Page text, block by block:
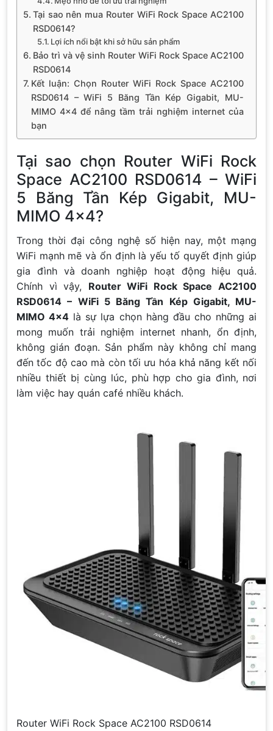
Tại sao nên mua Router WiFi Rock Space AC2100
RSD0614?
Lợi ích nổi bật khi sở hữu sản phẩm
Bảo trì và vệ sinh Router WiFi Rock Space AC2100
RSD0614
Kết luận: Chọn Router WiFi Rock Space AC2100
RSD0614 – WiFi 5 Băng Tần Kép Gigabit, MU-
MIMO 4×4 để nâng tầm trải nghiệm internet của
bạn
Tại sao chọn Router WiFi Rock
Space AC2100 RSD0614 – WiFi
5 Băng Tần Kép Gigabit, MU-
MIMO 4×4?
Trong thời đại công nghệ số hiện nay, một mạng
WiFi mạnh mẽ và ổn định là yếu tố quyết định giúp
gia đình và doanh nghiệp hoạt động hiệu quả.
Chính vì vậy, Router WiFi Rock Space AC2100
RSD0614 – WiFi 5 Băng Tần Kép Gigabit, MU-
MIMO 4×4 là sự lựa chọn hàng đầu cho những ai
mong muốn trải nghiệm internet nhanh, ổn định,
không gián đoạn. Sản phẩm này không chỉ mang
đến tốc độ cao mà còn tối ưu hóa khả năng kết nối
nhiều thiết bị cùng lúc, phù hợp cho gia đình, nơi
làm việc hay quán café nhiều khách.
Router WiFi Rock Space AC2100 RSD0614